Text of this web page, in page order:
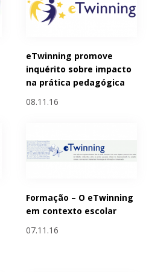
eTwinning promove
inquérito sobre impacto
na prática pedagógica
08.11.16
Formação – O eTwinning
em contexto escolar
07.11.16